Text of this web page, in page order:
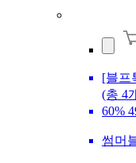
[블프
(총 4
60%
썸머